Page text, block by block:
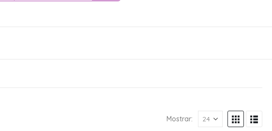
Mostrar: